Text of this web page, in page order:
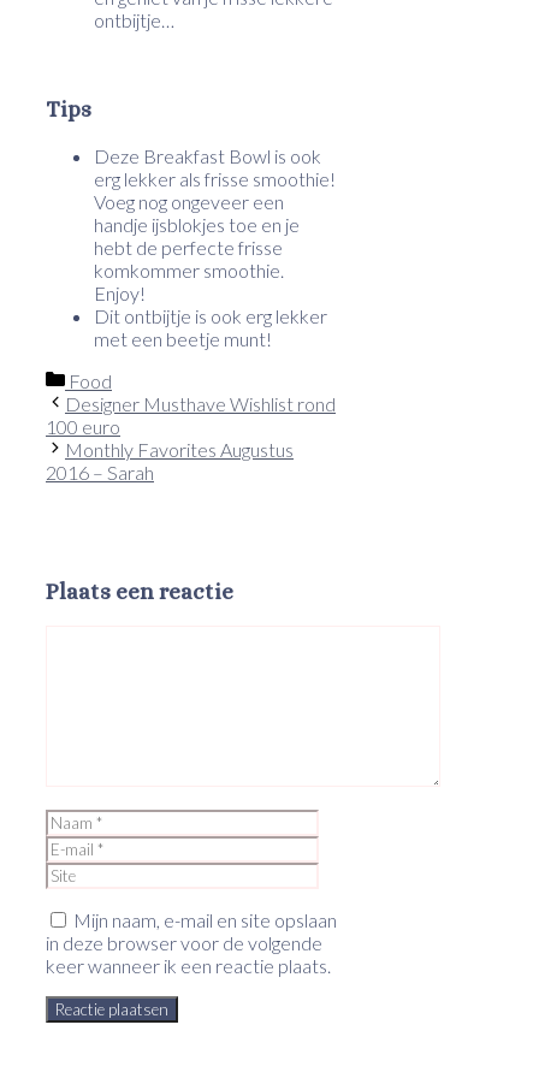
ontbijtje…
Tips
Deze Breakfast Bowl is ook
erg lekker als frisse smoothie!
Voeg nog ongeveer een
handje ijsblokjes toe en je
hebt de perfecte frisse
komkommer smoothie.
Enjoy!
Dit ontbijtje is ook erg lekker
met een beetje munt!
Categorieën
Food
Designer Musthave Wishlist rond
100 euro
Monthly Favorites Augustus
2016 – Sarah
Plaats een reactie
Naam
mail
Mijn naam, e-mail en site opslaan
in deze browser voor de volgende
keer wanneer ik een reactie plaats.